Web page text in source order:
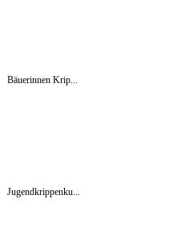
Bäuerinnen Krip...
Jugendkrippenku...